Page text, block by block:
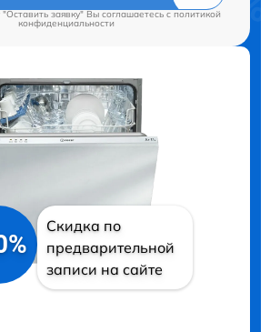
заявку" Вы соглашаетесь cполитикой
конфиденциальности
Скидка по
предварительной
записи на сайте